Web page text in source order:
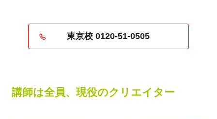
東京校 0120-51-0505
講師は全員、現役のクリエイター